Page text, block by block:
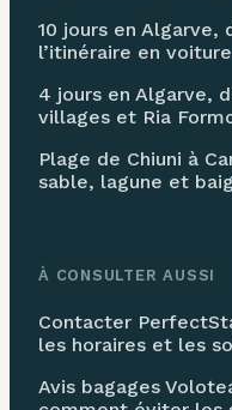
10 jours en Algarve,
l’itinéraire en
4 jours en Algarve,
villages et Ria
Plage de Chiuni à
sable, lagune et
À CONSULTER AUSSI
Contacter
les horaires et les
Avis bagages